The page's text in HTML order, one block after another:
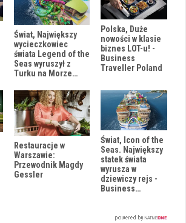
Świat, Największy
wycieczkowiec
świata Legend of the
Seas wyruszył z
Turku na Morze…
Polska, Duże
nowości w klasie
biznes LOT-u! -
Business
Traveller Poland
Restauracje w
Warszawie:
Przewodnik Magdy
Gessler
Świat, Icon of the
Seas. Największy
statek świata
wyrusza w
dziewiczy rejs -
Business…